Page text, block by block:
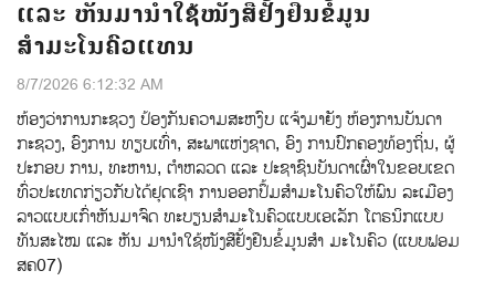
ແລະ ຫັນມານຳໃຊ້ໜັງສືຢັ້ງຢືນຂໍ້ມູນ
ສຳມະໂນຄົວແທນ
8/7/2026 6:12:32 AM
ຫ້ອງວ່າການກະຊວງ ປ້ອງກັນຄວາມສະຫງົບ ແຈ້ງມາຍັງ ຫ້ອງການບັນດາ
ກະຊວງ, ອົງການ ທຽບເທົ່າ, ສະພາແຫ່ງຊາດ, ອົງ ການປົກຄອງທ້ອງຖິ່ນ, ຜູ້
ປະກອບ ການ, ທະຫານ, ຕຳຫລວດ ແລະ ປະຊາຊົນບັນດາເຜົ່າໃນຂອບເຂດ
ທົ່ວປະເທດກ່ຽວກັບໄດ້ຢຸດເຊົາ ການອອກປຶ້ມສຳມະໂນຄົວໃຫ້ພົນ ລະເມືອງ
ລາວແບບເກົ່າຫັນມາຈົດ ທະບຽນສໍາມະໂນຄົວແບບເອເລັກ ໂຕຣນິກແບບ
ທັນສະໄໝ ແລະ ຫັນ ມານຳໃຊ້ໜັງສືຢັ້ງຢືນຂໍ້ມູນສໍາ ມະໂນຄົວ (ແບບຟອມ
ສຄ07)